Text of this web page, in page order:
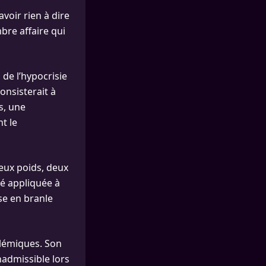
rien à dire
affaire qui
l’hypocrisie
à
une
le
poids, deux
appliquée à
en branle
Son
lors